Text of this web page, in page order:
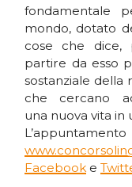
fondamentale
mondo, dotato
cose che dice,
partire da esso
sostanziale
che cercano
una nuova vita in
Facebooke